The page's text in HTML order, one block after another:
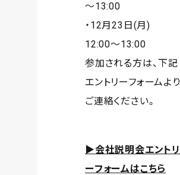
～13:00
・12月23日(月)
12:00～13:00
参加される方は、下記
エントリーフォームより
ご連絡ください。
▶会社説明会エントリ
ーフォームはこちら